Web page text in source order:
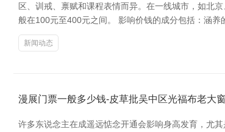
区、训戒、禀赋和课程表情而异。在一线城市，如北
般在100元至400元之间。 影响价钱的成分包括：涵养
新闻动态
漫展门票一般多少钱-皮草批吴中区光福布老大
许多东说念主在成遥远惦念开通会影响身高发育，尤